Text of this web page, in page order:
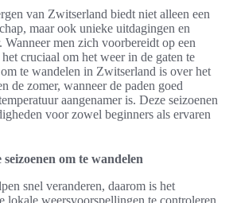
van Zwitserland biedt niet alleen een
maar ook unieke uitdagingen en
Wanneer men zich voorbereidt op een
het cruciaal om het weer in de gaten te
te wandelen in Zwitserland is over het
de zomer, wanneer de paden goed
aangenamer is. Deze seizoenen
voor zowel beginners als ervaren
om te wandelen
snel veranderen, daarom is het